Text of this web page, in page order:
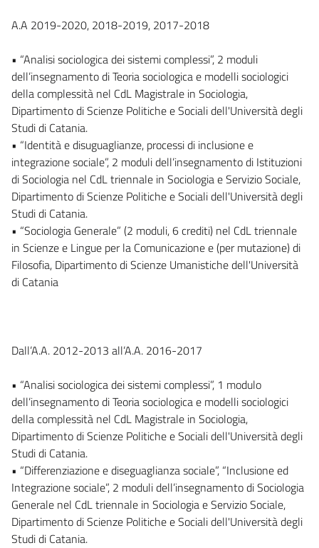
A.A 2019-2020, 2018-2019, 2017-2018
• “Analisi sociologica dei sistemi complessi”, 2 moduli
dell’insegnamento di Teoria sociologica e modelli sociologici
della complessità nel CdL Magistrale in Sociologia,
Dipartimento di Scienze Politiche e Sociali dell'Università degli
Studi di Catania.
• “Identità e disuguaglianze, processi di inclusione e
integrazione sociale”, 2 moduli dell’insegnamento di Istituzioni
di Sociologia nel CdL triennale in Sociologia e Servizio Sociale,
Dipartimento di Scienze Politiche e Sociali dell'Università degli
Studi di Catania.
• “Sociologia Generale” (2 moduli, 6 crediti) nel CdL triennale
in Scienze e Lingue per la Comunicazione e (per mutazione) di
Filosofia, Dipartimento di Scienze Umanistiche dell'Università
di Catania
Dall’A.A. 2012-2013 all’A.A. 2016-2017
• “Analisi sociologica dei sistemi complessi”, 1 modulo
dell’insegnamento di Teoria sociologica e modelli sociologici
della complessità nel CdL Magistrale in Sociologia,
Dipartimento di Scienze Politiche e Sociali dell'Università degli
Studi di Catania.
• “Differenziazione e diseguaglianza sociale”, “Inclusione ed
Integrazione sociale”, 2 moduli dell’insegnamento di Sociologia
Generale nel CdL triennale in Sociologia e Servizio Sociale,
Dipartimento di Scienze Politiche e Sociali dell'Università degli
Studi di Catania.